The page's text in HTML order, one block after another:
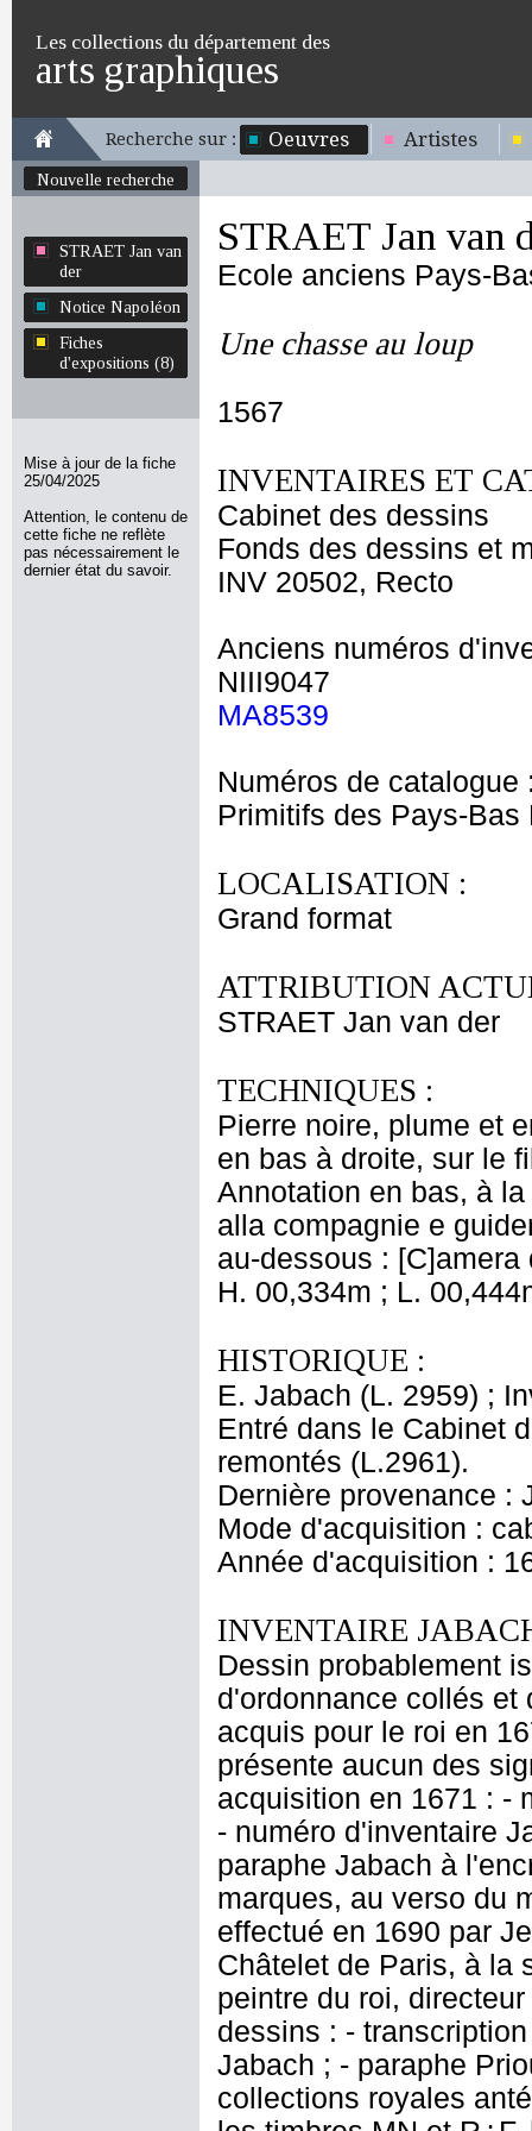
Les collections du département des
arts graphiques
Recherche sur : Oeuvres Artistes
Nouvelle recherche
STRAET Jan van
der
Notice Napoléon
Fiches
d'expositions (8)
Mise à jour de la fiche
25/04/2025
Attention, le contenu de
cette fiche ne reflète
pas nécessairement le
dernier état du savoir.
STRAET Jan van
Ecole anciens Pays-
Une chasse au loup
1567
INVENTAIRES ET
Cabinet des dessins
Fonds des dessins et
INV 20502, Recto
Anciens numéros
NIII9047
MA8539
Numéros de catalogue
Primitifs des Pays-Bas
LOCALISATION :
Grand format
ATTRIBUTION
STRAET Jan van der
TECHNIQUES :
Pierre noire, plume et
en bas à droite, sur le
Annotation en bas, à
alla compagnie e
au-dessous : [C]amera
H. 00,334m ; L.
HISTORIQUE :
E. Jabach (L. 2959) ;
Entré dans le Cabinet
remontés (L.2961).
Dernière provenance :
Mode d'acquisition :
Année d'acquisition :
INVENTAIRE
Dessin probablement
d'ordonnance collés et
acquis pour le roi en
présente aucun des
acquisition en 1671 : -
- numéro d'inventaire
paraphe Jabach à
marques, au verso du
effectué en 1690 par
Châtelet de Paris, à la
peintre du roi,
dessins : -
Jabach ; - paraphe
collections royales